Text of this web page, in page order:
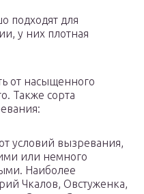
подходят для
у них плотная
от насыщенного
Также сорта
условий вызревания,
или немного
Наиболее
Чкалов, Овстуженка,